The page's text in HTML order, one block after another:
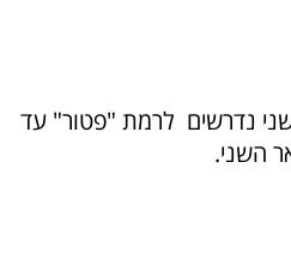
נדרשים לרמת "פטור" עד
השני.